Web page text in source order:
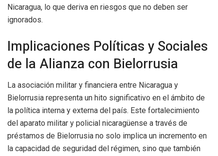
Nicaragua, lo que deriva en riesgos que no deben ser
ignorados.
Implicaciones Políticas y Sociales
de la Alianza con Bielorrusia
La asociación militar y financiera entre Nicaragua y
Bielorrusia representa un hito significativo en el ámbito de
la política interna y externa del país. Este fortalecimiento
del aparato militar y policial nicaragüense a través de
préstamos de Bielorrusia no solo implica un incremento en
la capacidad de seguridad del régimen, sino que también